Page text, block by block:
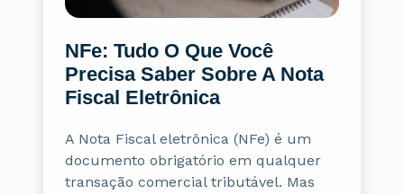
NFe: Tudo O Que Você
Precisa Saber Sobre A Nota
Fiscal Eletrônica
A Nota Fiscal eletrônica (NFe) é um
documento obrigatório em qualquer
transação comercial tributável. Mas